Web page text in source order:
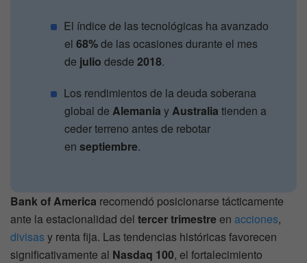
El índice de las tecnológicas ha avanzado
el68%de las ocasiones durante el mes
de julio desde2018.
Los rendimientos de la deuda soberana
global deAlemania yAustralia tienden a
ceder terreno antes de rebotar
enseptiembre.
Bank of America recomendó posicionarse tácticamente
ante la estacionalidad del tercer trimestreen acciones,
divisasy renta fija. Las tendencias históricas favorecen
significativamente al Nasdaq 100, el fortalecimiento